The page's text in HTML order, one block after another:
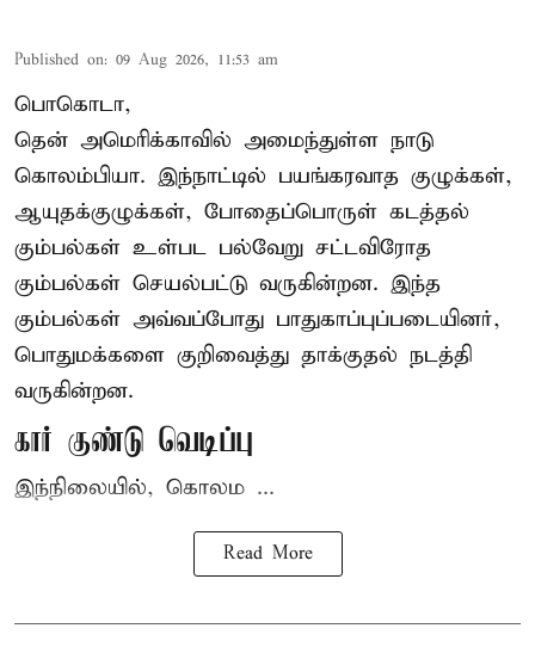
Published on: 09 Aug 2026, 11:53 am
பொகொடா,
தென் அமெரிக்காவில் அமைந்துள்ள நாடு
கொலம்பியா. இந்நாட்டில் பயங்கரவாத குழுக்கள்,
ஆயுதக்குழுக்கள், போதைப்பொருள் கடத்தல்
கும்பல்கள் உள்பட பல்வேறு சட்டவிரோத
கும்பல்கள் செயல்பட்டு வருகின்றன. இந்த
கும்பல்கள் அவ்வப்போது பாதுகாப்புப்படையினர்,
பொதுமக்களை குறிவைத்து தாக்குதல் நடத்தி
வருகின்றன.
கார் குண்டு வெடிப்பு
இந்நிலையில், கொலம ...
Read More